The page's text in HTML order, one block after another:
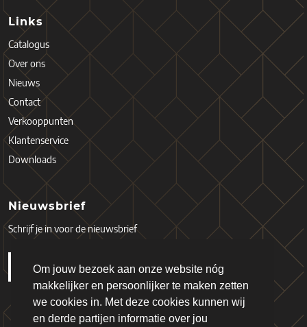
Om jouw bezoek aan onze website nóg
makkelijker en persoonlijker te maken zetten
we cookies in. Met deze cookies kunnen wij
en derde partijen informatie over jou
Links
Catalogus
Over ons
Nieuws
Contact
Verkooppunten
Klantenservice
Downloads
Nieuwsbrief
Schrijf je in voor de nieuwsbrief